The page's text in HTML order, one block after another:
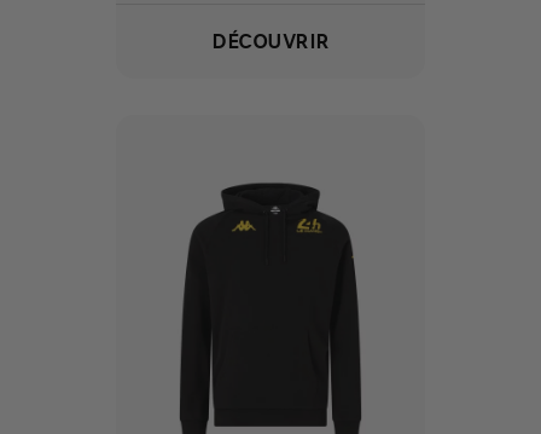
DÉCOUVRIR